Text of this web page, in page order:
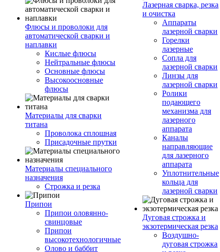
Флюсы и проволоки для
автоматической сварки и
наплавки
Кислые флюсы
Нейтральные флюсы
Основные флюсы
Высокоосновные
флюсы
Материалы для сварки
титана
Проволока сплошная
Присадочные прутки
Материалы специального
назначения
Строжка и резка
Припои
Припои оловянно-
свинцовые
Припои
высокотехнологичные
Олово и баббит
Лазерная сварка, резка
и очистка
Аппараты
лазерной сварки
Горелки
лазерные
Сопла для
лазерной сварки
Линзы для
лазерной сварки
Ролики
подающего
механизма для
лазерного
аппарата
Каналы
направляющие
для лазерного
аппарата
Уплотнительные
кольца для
лазерной сварки
Дуговая строжка и
экзотермическая резка
Воздушно-
дуговая строжка